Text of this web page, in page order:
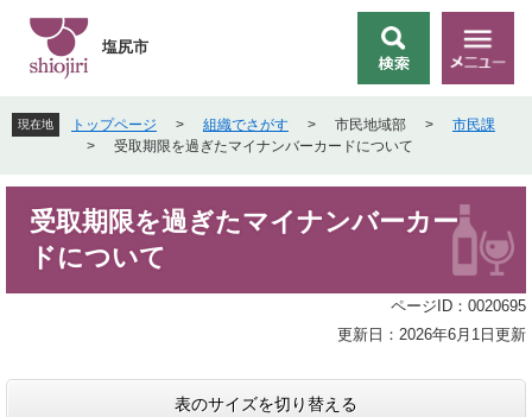
先
頭
す
を
飛
し
索
メ
ニ
ー
塩尻市
現在地 トップページ > 組織でさがす > 市民地域部 >
市民課
>
受取期限を過ぎたマイナンバーカードについて
受取期限を過ぎたマイナンバーカー
ドについて
ページID：0020695
更新日：2026年6月1日更新
表のサイズを切り替える